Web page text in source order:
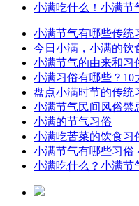
小满吃什么！小满节
小满节气有哪些传统
今日小满，小满的饮
小满节气的由来和习
小满习俗有哪些？10
盘点小满时节的传统
小满节气民间风俗禁
小满的节气习俗
小满吃苦菜的饮食习
小满节气有哪些习俗
小满吃什么？小满节